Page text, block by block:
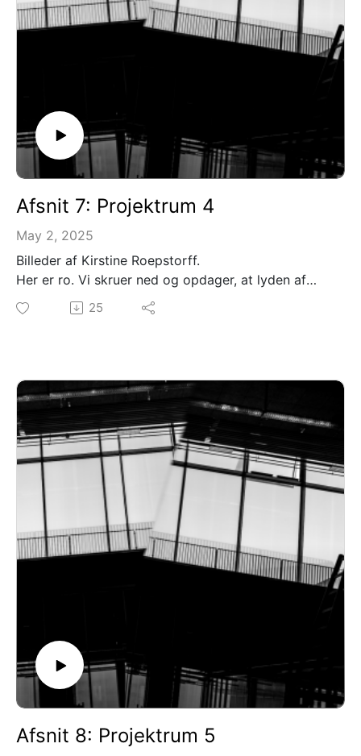
Afsnit 7: Projektrum 4
May 2, 2025
Billeder af Kirstine Roepstorff.
Her er ro. Vi skruer ned og opdager, at lyden af
mennesker, der betragter kunst, er en stille
hvisken.
Medvirkende: Signe Egholm Olsen
Tak til Ny Carlsbergfondet for støtte
25
Afsnit 8: Projektrum 5